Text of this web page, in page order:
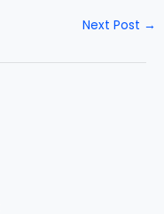
Next Post →